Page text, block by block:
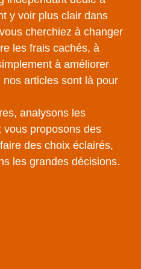
y voir plus clair dans
cherchiez à changer
les frais cachés, à
à améliorer
articles sont là pour
analysons les
proposons des
des choix éclairés,
les grandes décisions.